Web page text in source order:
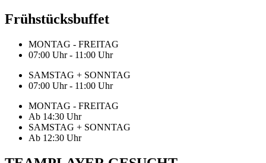
Frühstücksbuffet
MONTAG - FREITAG
07:00 Uhr - 11:00 Uhr
SAMSTAG + SONNTAG
07:00 Uhr - 11:00 Uhr
MONTAG - FREITAG
Ab 14:30 Uhr
SAMSTAG + SONNTAG
Ab 12:30 Uhr